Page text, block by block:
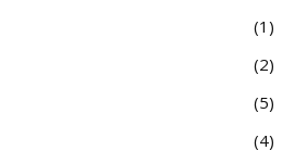
1
2
5
4